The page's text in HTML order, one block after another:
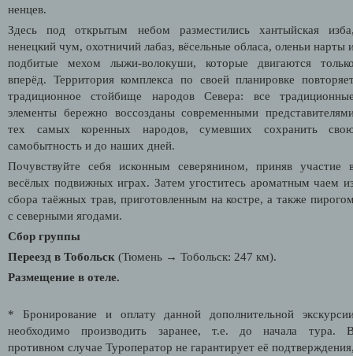
ненцев.
Здесь под открытым небом разместились хантыйская
ненецкий чум, охотничий лабаз, вёсельные обласа, оленьи нарты
подбитые мехом лыжи-волокуши, которые двигаются
вперёд. Территория комплекса по своей планировке
традиционное стойбище народов Севера: все
элементы бережно воссозданы современными
тех самых коренных народов, сумевших сохранить
самобытность и до наших дней.
Почувствуйте себя исконным северянином, приняв участие
весёлых подвижных играх. Затем угоститесь ароматным чаем
сбора таёжных трав, приготовленным на костре, а также
с северными ягодами.
Сбор группы
Переезд в Тобольск (Тюмень → Тобольск: 247 км).
Размещение в отеле.
* Бронирование и оплату данной дополнительной
необходимо производить заранее, т.е. до начала тура.
противном случае Туроператор не гарантирует её